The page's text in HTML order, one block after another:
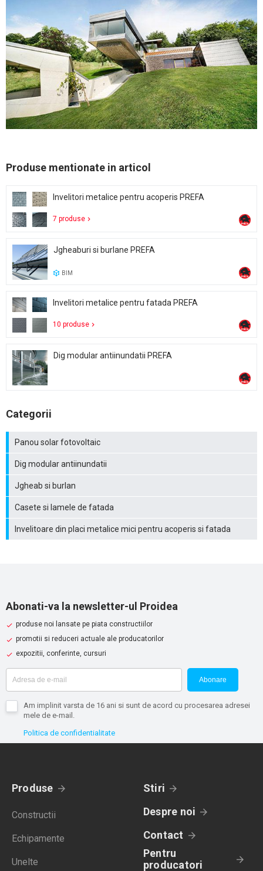
Produse mentionate in articol
Invelitori metalice pentru acoperis PREFA
7 produse
Jgheaburi si burlane PREFA
BIM
Invelitori metalice pentru fatada PREFA
10 produse
Dig modular antiinundatii PREFA
Categorii
Panou solar fotovoltaic
Dig modular antiinundatii
Jgheab si burlan
Casete si lamele de fatada
Invelitoare din placi metalice mici pentru acoperis si fatada
Abonati-va la newsletter-ul Proidea
produse noi lansate pe piata constructiilor
promotii si reduceri actuale ale producatorilor
expozitii, conferinte, cursuri
Abonare
Am implinit varsta de 16 ani si sunt de acord cu procesarea adresei
mele de e-mail.
Politica de confidentialitate
Produse
Constructii
Echipamente
Unelte
Stiri
Despre noi
Contact
Pentru
producatori